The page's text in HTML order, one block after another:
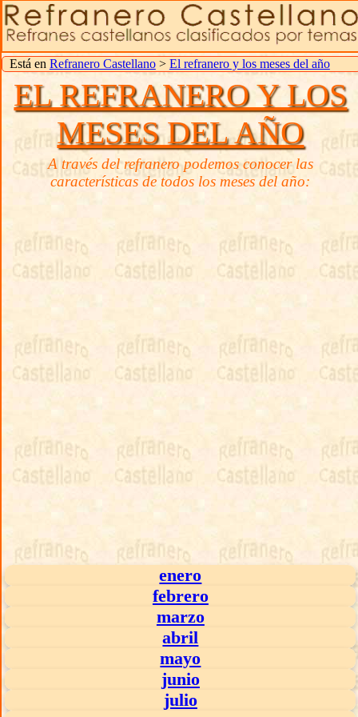
Está en Refranero Castellano> El refranero y los meses del año
EL REFRANERO Y LOS
MESES DEL AÑO
A través del refranero podemos conocer las
características de todos los meses del año:
enero
febrero
marzo
abril
mayo
junio
julio